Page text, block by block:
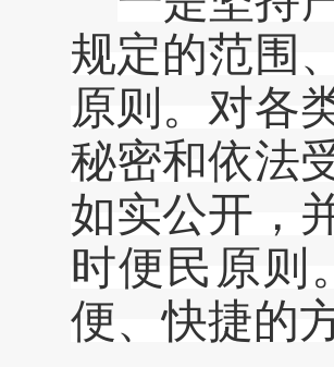
规定的范围
原则。对各
秘密和依法
如实公开，
时便民原则
便、快捷的